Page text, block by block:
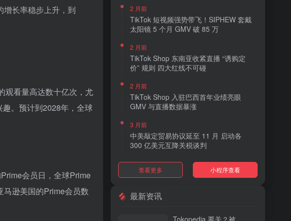
长率稳步上升，到
观看量高达数十亿次，尤
。预计到2028年，全球
会员日，全球Prime
逊美国的Prime会员数
2 月前
TikTok 短视频强势带飞！SIPHEW 套戴
太阳镜 5 个月 GMV 破 85 万
2 月前
TikTok Shop 东南亚收紧直播 “诱购定
价” 规则 四大红线不可碰
2 月前
TikTok Shop 入驻巴西首年业绩亮眼
GMV 与直播数据暴涨
3 月前
中美敲定贸易协议延至 11 月 启动各
300 亿美元互降关税谈判
3 月前
TikTok Shop 上线 “三日达” 标签 履约
3 月前
查看更多 小程序查看
最新资讯